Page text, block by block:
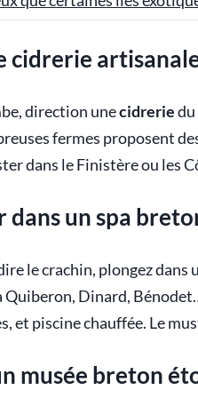
cidrerie
direction unecidreriedu
fermes proposent
dans le Finistère ou les
dans un spa
le crachin, plongez dans
Quiberon, Dinard,
et piscine chauffée. Le
musée breton